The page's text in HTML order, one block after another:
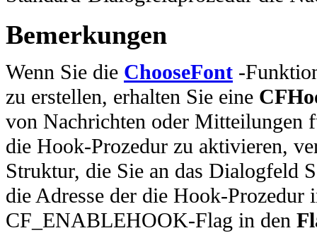
Bemerkungen
Wenn Sie die ChooseFont -
zu erstellen, erhalten Sie eine
von Nachrichten oder Mitteilungen
die Hook-Prozedur zu aktivieren,
Struktur, die Sie an das Dialogfeld
die Adresse der die Hook-Prozedur
CF_ENABLEHOOK-Flag in den